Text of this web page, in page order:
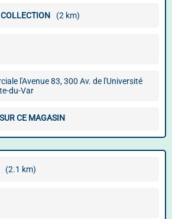
(2 km)
l'Avenue 83, 300 Av. de l'Université
du-Var
CE MAGASIN
(2.1 km)